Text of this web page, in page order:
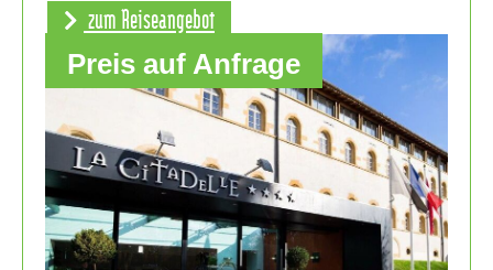
zum Reiseangebot
Preis auf Anfrage